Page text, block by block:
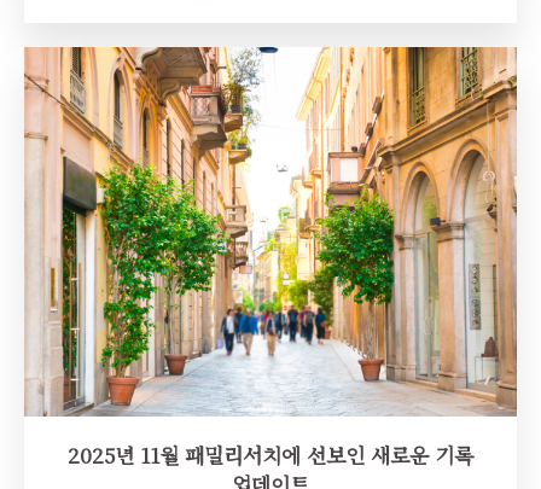
2025년 11월 패밀리서치에 선보인 새로운 기록